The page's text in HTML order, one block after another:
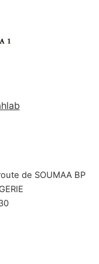
de SOUMAA BP